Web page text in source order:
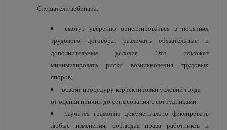
Слушатели вебинара:
смогут уверенно ориентироваться в понятиях
трудового договора, различать обязательные и
дополнительные условия. Это поможет
минимизировать риски возникновения трудовых
споров;
освоят процедуру корректировки условий труда —
от оценки причин до согласования с сотрудниками;
научатся грамотно документально фиксировать
любые изменения, соблюдая права работников и